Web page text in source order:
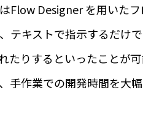
Flow Designer を用いた
テキストで指示するだけ
たりするといったことが可
手作業での開発時間を大